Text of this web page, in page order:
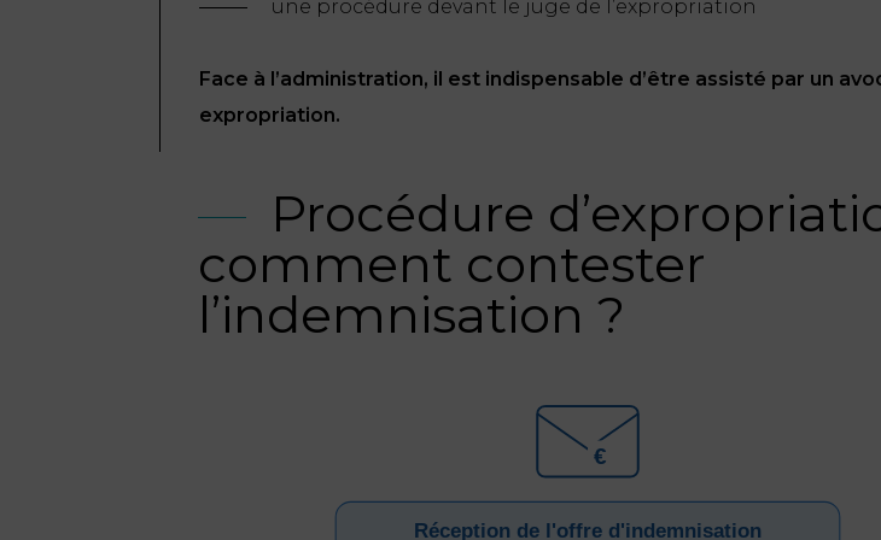
une procédure devant le juge de l’expropriation
Face à l’administration, il est indispensable d’être assisté par un
expropriation.
Procédure
comment contester
l’indemnisation ?